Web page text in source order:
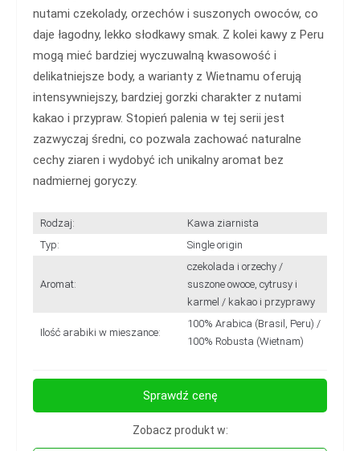
nutami czekolady, orzechów i suszonych owoców, co
daje łagodny, lekko słodkawy smak. Z kolei kawy z Peru
mogą mieć bardziej wyczuwalną kwasowość i
delikatniejsze body, a warianty z Wietnamu oferują
intensywniejszy, bardziej gorzki charakter z nutami
kakao i przypraw. Stopień palenia w tej serii jest
zazwyczaj średni, co pozwala zachować naturalne
cechy ziaren i wydobyć ich unikalny aromat bez
nadmiernej goryczy.
Rodzaj:
Kawa ziarnista
Typ:
Single origin
Aromat:
czekolada i orzechy /
suszone owoce, cytrusy i
karmel / kakao i przyprawy
Ilość arabiki w mieszance:
100% Arabica (Brasil, Peru) /
100% Robusta (Wietnam)
Sprawdź cenę
Zobacz produkt w: